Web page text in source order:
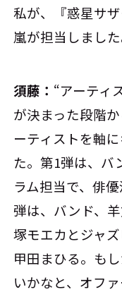
私が、『惑星サ
嵐が担当しました
須藤： “アーティ
が決まった段階
ーティストを軸
た。第1弾は、バ
ラム担当で、俳
弾は、バンド、
塚モエカとジャ
甲田まひる。も
いかなと、オファ